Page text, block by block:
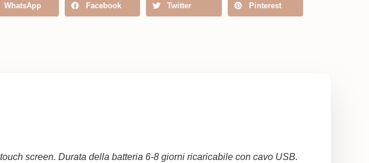
WhatsApp Facebook Twitter Pinterest
screen. Durata della batteria 6-8 giorni ricaricabile con cavo USB.